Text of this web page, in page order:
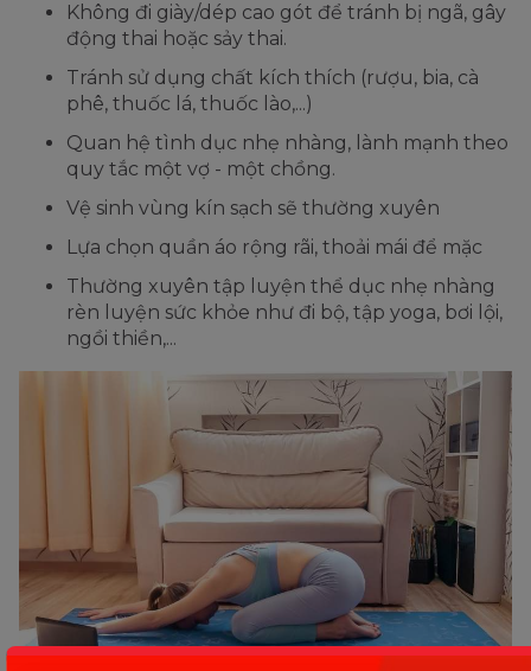
Không đi giày/dép cao gót để tránh bị ngã, gây
động thai hoặc sảy thai.
Tránh sử dụng chất kích thích (rượu, bia, cà
phê, thuốc lá, thuốc lào,...)
Quan hệ tình dục nhẹ nhàng, lành mạnh theo
quy tắc một vợ - một chồng.
Vệ sinh vùng kín sạch sẽ thường xuyên
Lựa chọn quần áo rộng rãi, thoải mái để mặc
Thường xuyên tập luyện thể dục nhẹ nhàng
rèn luyện sức khỏe như đi bộ, tập yoga, bơi lội,
ngồi thiền,...